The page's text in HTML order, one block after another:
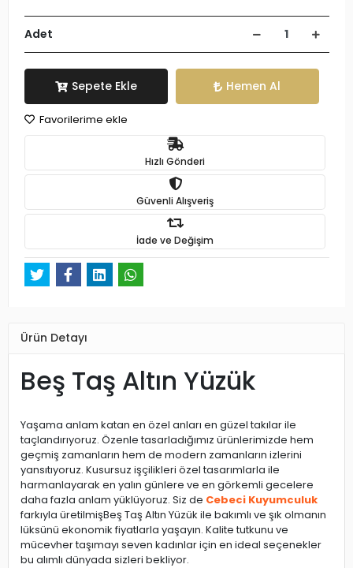
Adet
Sepete Ekle Hemen Al
Favorilerime ekle
Hızlı Gönderi
Güvenli Alışveriş
İade ve Değişim
Ürün Detayı
Beş Taş Altın Yüzük
Yaşama anlam katan en özel anları en güzel takılar ile
taçlandırıyoruz. Özenle tasarladığımız ürünlerimizde hem
geçmiş zamanların hem de modern zamanların izlerini
yansıtıyoruz. Kusursuz işçilikleri özel tasarımlarla ile
harmanlayarak en yalın günlere ve en görkemli gecelere
daha fazla anlam yüklüyoruz. Siz de Cebeci Kuyumculuk
farkıyla üretilmişBeş Taş Altın Yüzük ile bakımlı ve şık olmanın
lüksünü ekonomik fiyatlarla yaşayın. Kalite tutkunu ve
mücevher taşımayı seven kadınlar için en ideal seçenekler
bu alımlı dünyada sizleri bekliyor.